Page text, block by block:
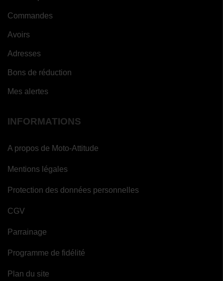
Commandes
Avoirs
Adresses
Bons de réduction
Mes alertes
INFORMATIONS
A propos de Moto-Attitude
Mentions légales
Protection des données personnelles
CGV
Parrainage
Programme de fidélité
Plan du site